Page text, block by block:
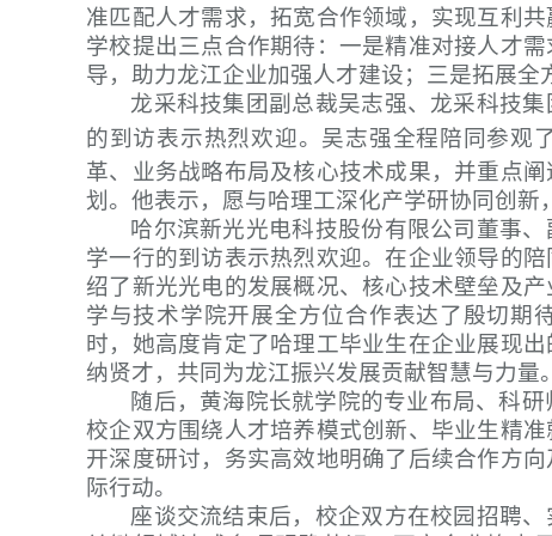
准匹配人才需求，拓宽合作领域，实现互利
学校提出三点合作期待：一是精准对接人才
导，助力龙江企业加强人才建设；三是拓展全
龙采科技集团副总裁吴志强、龙采科技
的到访表示热烈欢迎。 吴志强全程陪同参观
革、业务战略布局及核心技术成果，并重点
划。他表示，愿与哈理工深化产学研协同创新
哈尔滨新光光电科技股份有限公司董事
学一行的到访表示热烈欢迎。在企业领导的
绍了新光光电的发展概况、核心技术壁垒及
学与技术学院开展全方位合作表达了殷切期
时，她高度肯定了哈理工毕业生在企业展现
纳贤才，共同为龙江振兴发展贡献智慧与力量。
随后，黄海院长就学院的专业布局、科
校企双方围绕人才培养模式创新、毕业生精
开深度研讨，务实高效地明确了后续合作方
际行动。
座谈交流结束后，校企双方在校园招聘